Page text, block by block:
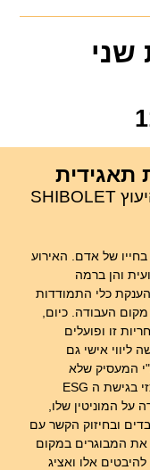
שני
תאגידית
ד"ר ליעד אורתר, מנהל פירמת היעוץ SHIBOLET
של אדם. האירוע
והן ברמה
כלי התמודדות
העבודה. כיום,
זו ופועלים
אישי גם
המעסיק שלא
במסגרת חובותיו החוקיות, מהווה חלק מרכזי בגישת ה ESG
על המוניטין שלו,
ובחיזוק הקשר עם
את המבוגרים במקום
אלו ואציג